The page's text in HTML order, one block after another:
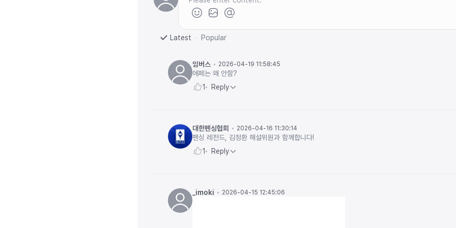
Latest Popular
임버스 2026-04-19 11:58:45
에페는 왜 안함?
1
Reply
대한펜싱협회 2026-04-16 11:30:14
펜싱 레전드, 김정환 해설위원과 함께합니다!
1
Reply
_imoki 2026-04-15 12:45:06